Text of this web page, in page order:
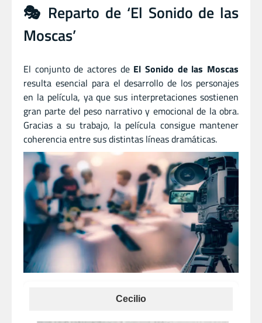
🎭 Reparto de ‘El Sonido de las
Moscas’
El conjunto de actores de El Sonido de las Moscas
resulta esencial para el desarrollo de los personajes
en la película, ya que sus interpretaciones sostienen
gran parte del peso narrativo y emocional de la obra.
Gracias a su trabajo, la película consigue mantener
coherencia entre sus distintas líneas dramáticas.
Cecilio